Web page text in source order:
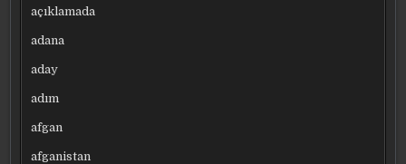
açıklamada
adana
aday
adım
afgan
afganistan